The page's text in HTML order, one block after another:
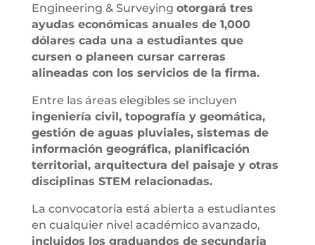
Engineering & Surveying otorgará tres
ayudas económicas anuales de 1,000
dólares cada una a estudiantes que
cursen o planeen cursar carreras
alineadas con los servicios de la firma.
Entre las áreas elegibles se incluyen
ingeniería civil, topografía y geomática,
gestión de aguas pluviales, sistemas de
información geográfica, planificación
territorial, arquitectura del paisaje y otras
disciplinas STEM relacionadas.
La convocatoria está abierta a estudiantes
en cualquier nivel académico avanzado,
incluidos los graduandos de secundaria